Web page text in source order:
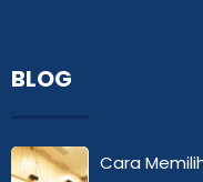
BLOG
Cara